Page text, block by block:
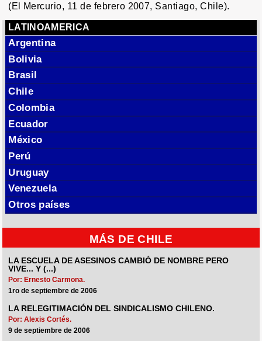
(El Mercurio, 11 de febrero 2007, Santiago, Chile).
LATINOAMERICA
Argentina
Bolivia
Brasil
Chile
Colombia
Ecuador
México
Perú
Uruguay
Venezuela
Otros países
MÁS DE CHILE
LA ESCUELA DE ASESINOS CAMBIÓ DE NOMBRE PERO
VIVE... Y (...)
Por: Ernesto Carmona.
1ro de septiembre de 2006
LA RELEGITIMACIÓN DEL SINDICALISMO CHILENO.
Por: Alexis Cortés.
9 de septiembre de 2006